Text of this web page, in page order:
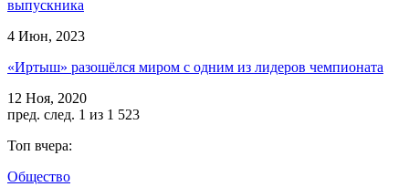
выпускника
4 Июн, 2023
«Иртыш» разошёлся миром с одним из лидеров чемпионата
12 Ноя, 2020
пред. след. 1 из 1 523
Топ вчера:
Общество